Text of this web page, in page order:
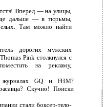
Вперед — на улицы,
дальше — в тюрьмы,
Там можно найти
дорогих мужских
Pink столкнулся с
на рекламу,
журналах GQ и FHM?
Скучно! Поиски
сталибоксер-тело-